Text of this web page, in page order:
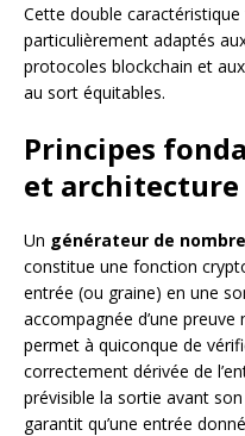
Cette double
particulièrement adaptés
protocoles blockchain et
au sort équitables.
Principes
et
Un générateur de
constitue une fonction
entrée (ou graine) en une
accompagnée d’une
permet à quiconque de
correctement dérivée de
prévisible la sortie avant son
garantit qu’une entrée